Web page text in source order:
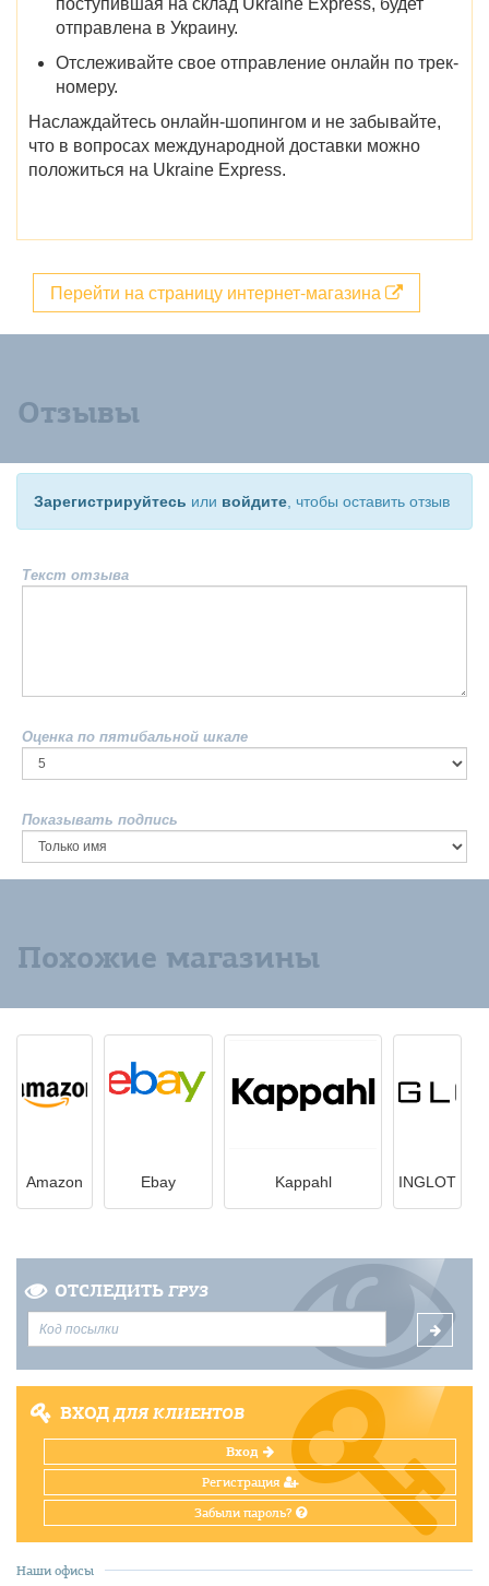
отправлена в Украину.
Отслеживайте свое отправление онлайн по трек-
номеру.
Наслаждайтесь онлайн-шопингом и не забывайте,
что в вопросах международной доставки можно
положиться на Ukraine Express.
Перейти на страницу интернет-магазина
Отзывы
Зарегистрируйтесь или войдите , чтобы оставить отзыв
Текст отзыва
Оценка по пятибальной шкале
Показывать подпись
Похожие магазины
Amazon Ebay Kappahl INGLOT
ОТСЛЕДИТЬ ГРУЗ
ВХОДДЛЯ КЛИЕНТОВ
Вход
Регистрация
Забыли пароль?
Наши офисы